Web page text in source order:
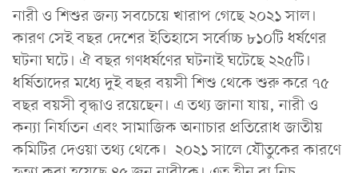
নারী ও শিশুর জন্য সবচেয়ে খারাপ গেছে ২০২১ সাল।
কারণ সেই বছর দেশের ইতিহাসে সর্বোচ্চ ৮১০টি ধর্ষণের
ঘটনা ঘটে। ঐ বছর গণধর্ষণের ঘটনাই ঘটেছে ২২৫টি।
ধর্ষিতাদের মধ্যে দুই বছর বয়সী শিশু থেকে শুরু করে ৭৫
বছর বয়সী বৃদ্ধাও রয়েছেন। এ তথ্য জানা যায়, নারী ও
কন্যা নির্যাতন এবং সামাজিক অনাচার প্রতিরোধ জাতীয়
কমিটির দেওয়া তথ্য থেকে। ২০২১ সালে যৌতুকের কারণে